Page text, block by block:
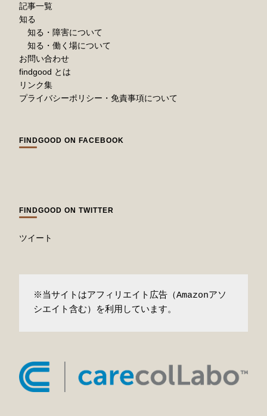
記事一覧
知る
知る・障害について
知る・働く場について
お問い合わせ
findgood とは
リンク集
プライバシーポリシー・免責事項について
FINDGOOD ON FACEBOOK
FINDGOOD ON TWITTER
ツイート
※当サイトはアフィリエイト広告（Amazonアソ
シエイト含む）を利用しています。